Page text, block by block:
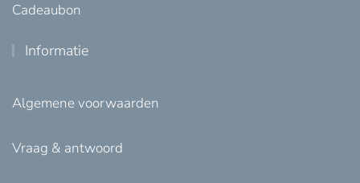
Cadeaubon
Informatie
Algemene voorwaarden
Vraag & antwoord